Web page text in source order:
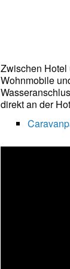
Zwischen Hotel
Wohnmobile
direkt an der